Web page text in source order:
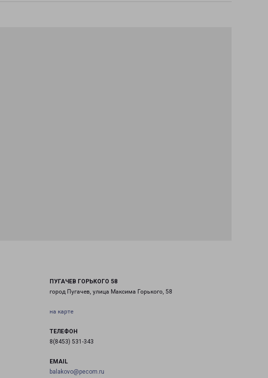
ПУГАЧЕВ ГОРЬКОГО 58
город Пугачев, улица Максима Горького, 58
на карте
ТЕЛЕФОН
8(8453) 531-343
EMAIL
balakovo@pecom.ru